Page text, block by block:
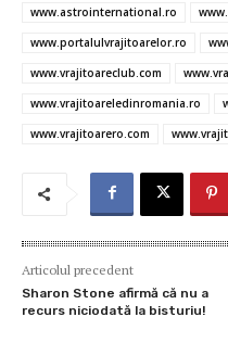
www.astrointernational.ro
www.portalulvrajitoarelor.ro
www.vrajitoareclub.com
www.vrajitoareledinromania.ro
www.vrajitoarero.com
Articolul precedent
Sharon Stone afirmă că nu a
recurs niciodată la bisturiu!